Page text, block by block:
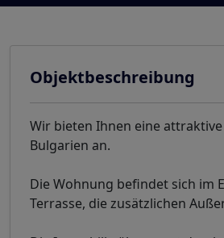
Objektbeschreibung
Wir bieten Ihnen eine
Bulgarien an.
Die Wohnung befindet sich im
Terrasse, die zusätzlichen